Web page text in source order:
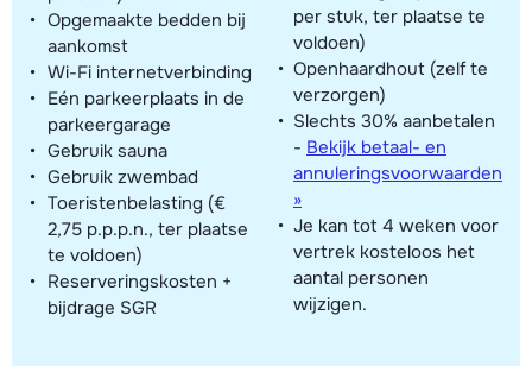
Opgemaakte bedden bij
aankomst
Wi-Fi internetverbinding
Eén parkeerplaats in de
parkeergarage
Gebruik sauna
Gebruik zwembad
Toeristenbelasting (€
2,75 p.p.p.n., ter plaatse
te voldoen)
Reserveringskosten +
bijdrage SGR
per stuk, ter plaatse te
voldoen)
Openhaardhout (zelf te
verzorgen)
Slechts 30% aanbetalen
- Bekijk betaal- en
annuleringsvoorwaarden
»
Je kan tot 4 weken voor
vertrek kosteloos het
aantal personen
wijzigen.